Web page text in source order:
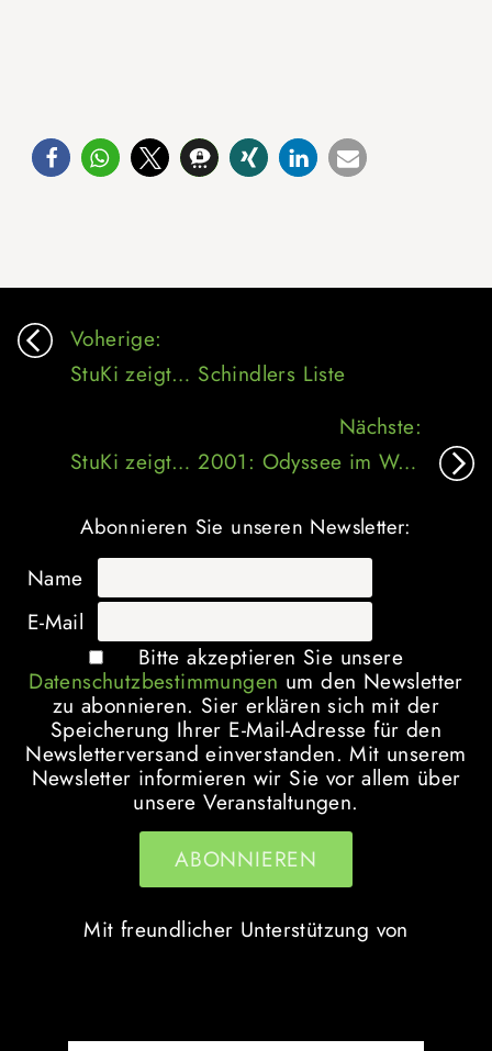
Beitragsnavigation
Voherige:
StuKi zeigt… Schindlers Liste
Nächste:
StuKi zeigt… 2001: Odyssee im Weltraum
Abonnieren Sie unseren Newsletter:
Name
E-Mail
Bitte akzeptieren Sie unsere
Datenschutzbestimmungen um den Newsletter
zu abonnieren. Sier erklären sich mit der
Speicherung Ihrer E-Mail-Adresse für den
Newsletterversand einverstanden. Mit unserem
Newsletter informieren wir Sie vor allem über
unsere Veranstaltungen.
Mit freundlicher Unterstützung von